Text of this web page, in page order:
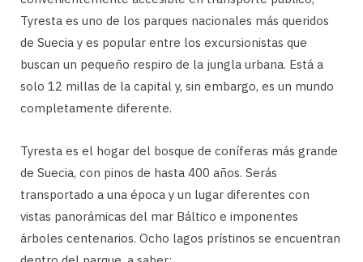
Tyresta es uno de los parques nacionales más queridos
de Suecia y es popular entre los excursionistas que
buscan un pequeño respiro de la jungla urbana. Está a
solo 12 millas de la capital y, sin embargo, es un mundo
completamente diferente.
Tyresta es el hogar del bosque de coníferas más grande
de Suecia, con pinos de hasta 400 años. Serás
transportado a una época y un lugar diferentes con
vistas panorámicas del mar Báltico e imponentes
árboles centenarios. Ocho lagos prístinos se encuentran